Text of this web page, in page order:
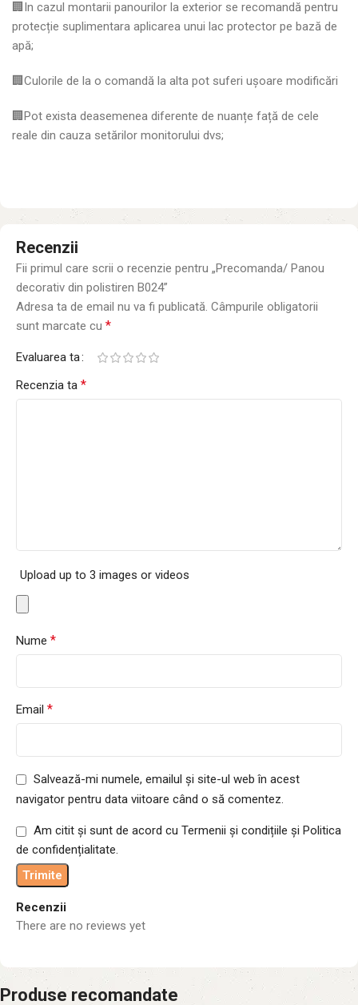
🏢In cazul montarii panourilor la exterior se recomandă pentru
protecție suplimentara aplicarea unui lac protector pe bază de
apă;
🏢Culorile de la o comandă la alta pot suferi ușoare modificări
🏢Pot exista deasemenea diferente de nuanțe față de cele
reale din cauza setărilor monitorului dvs;
Recenzii
Recenzii
There are no reviews yet
Fii primul care scrii o recenzie pentru „Precomanda/ Panou
decorativ din polistiren B024”
Adresa ta de email nu va fi publicată. Câmpurile obligatorii
sunt marcate cu *
Evaluarea ta
Recenzia ta *
Upload up to 3 images or videos
Nume *
Email *
Salvează-mi numele, emailul și site-ul web în acest
navigator pentru data viitoare când o să comentez.
Am citit și sunt de acord cu Termenii și condițiile și Politica
de confidențialitate.
Produse recomandate